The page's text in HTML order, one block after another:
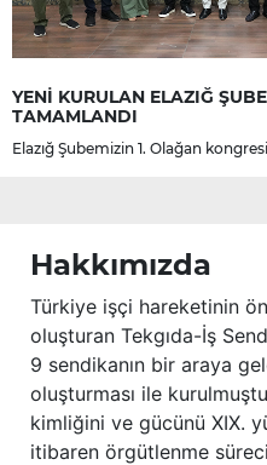
YENİ KURULAN ELAZIĞ
TAMAMLANDI
Elazığ Şubemizin 1. Olağan
Hakkımızda
Türkiye işçi hareketinin
oluşturan Tekgıda-İş
9 sendikanın bir araya
oluşturması ile
kimliğini ve gücünü XIX.
itibaren örgütlenme